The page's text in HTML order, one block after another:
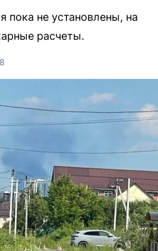
пока не установлены, на
расчеты.